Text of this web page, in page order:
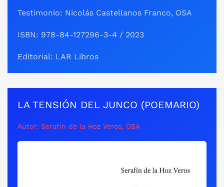
Testimonio: Nicolás Castellanos Franco, OSA
ISBN: 978-84-127296-3-4 / 2023
Editorial: LAR Libros
LA TENSIÓN DEL JUNCO (POEMARIO)
Autor: Serafín de la Hoz Veros, OSA